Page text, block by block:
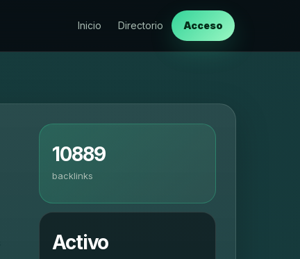
Inicio Directorio Acceso
10889
backlinks
Activo